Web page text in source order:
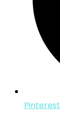
Pinterest